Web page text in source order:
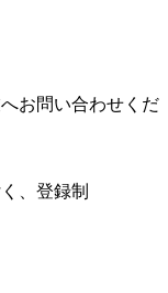
お問い合わせくだ
、登録制